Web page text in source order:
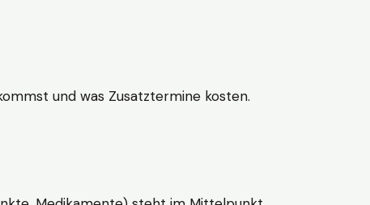
und was Zusatztermine kosten.